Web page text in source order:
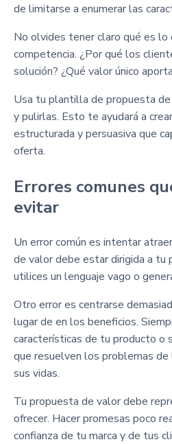
de limitarse a enumerar las
No olvides tener claro qué es lo
competencia. ¿Por qué los
solución? ¿Qué valor único
Usa tu plantilla de propuesta
y pulirlas. Esto te ayudará a
estructurada y persuasiva que
oferta.
Errores comunes
evitar
Un error común es intentar
de valor debe estar dirigida a tu
utilices un lenguaje vago o
Otro error es centrarse
lugar de en los beneficios.
características de tu producto o
que resuelven los problemas
sus vidas.
Tu propuesta de valor debe
ofrecer. Hacer promesas poco
confianza de tu marca y de tus